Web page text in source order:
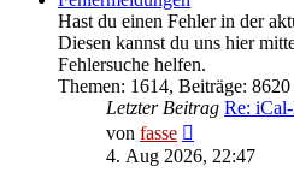
Hast du einen Fehler in der
Diesen kannst du uns hier
Fehlersuche helfen.
Themen: 1614, Beiträge: 8620
Letzter Beitrag Re:
von fasse
Beitrag
4. Aug 2026, 22:47